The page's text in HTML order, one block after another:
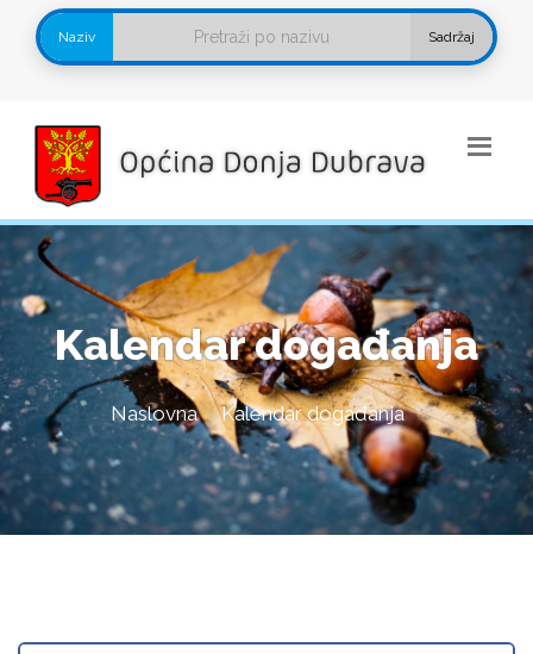
Naziv Sadržaj
Kalendar događanja
Naslovna Kalendar događanja